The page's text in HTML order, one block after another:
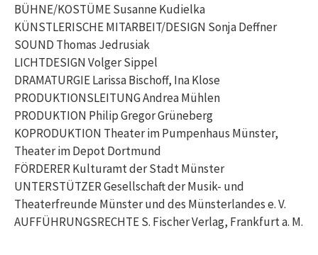
BÜHNE/KOSTÜME Susanne Kudielka
KÜNSTLERISCHE MITARBEIT/DESIGN Sonja Deffner
SOUND Thomas Jedrusiak
LICHTDESIGN Volger Sippel
DRAMATURGIE Larissa Bischoff, Ina Klose
PRODUKTIONSLEITUNG Andrea Mühlen
PRODUKTION Philip Gregor Grüneberg
KOPRODUKTION Theater im Pumpenhaus Münster,
Theater im Depot Dortmund
FÖRDERER Kulturamt der Stadt Münster
UNTERSTÜTZER Gesellschaft der Musik- und
Theaterfreunde Münster und des Münsterlandes e. V.
AUFFÜHRUNGSRECHTE S. Fischer Verlag, Frankfurt a. M.